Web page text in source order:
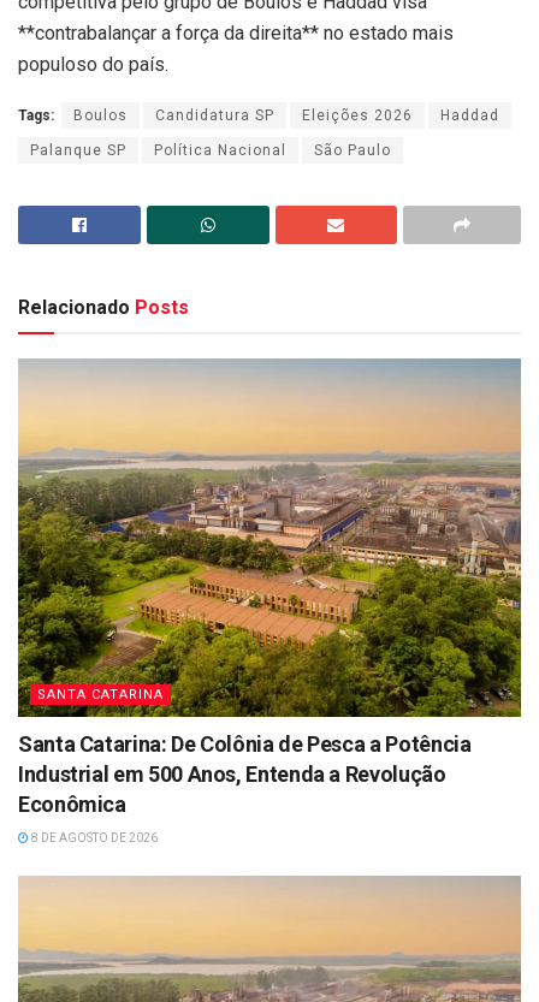
**contrabalançar a força da direita** no estado mais
populoso do país.
Tags: Boulos Candidatura SP Eleições 2026 Haddad
Palanque SP Política Nacional São Paulo
Relacionado Posts
SANTA CATARINA
Santa Catarina: De Colônia de Pesca a Potência
Industrial em 500 Anos, Entenda a Revolução
Econômica
8 DE AGOSTO DE 2026